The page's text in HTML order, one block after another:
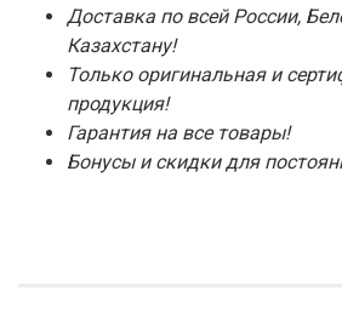
Доставка по всей России,
Казахстану!
Только оригинальная и
продукция!
Гарантия на все товары!
Бонусы и скидки для